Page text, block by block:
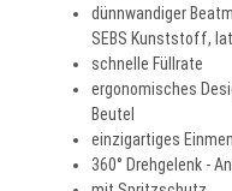
dünnwandiger
SEBS Kunststoff,
schnelle Füllrate
ergonomisches
Beutel
einzigartiges
360° Drehgelenk -